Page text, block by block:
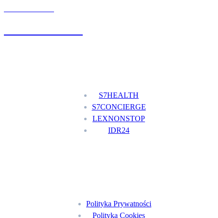
S7HEALTH
S7CONCIERGE
LEXNONSTOP
IDR24
Polityka Prywatności
Polityka Cookies